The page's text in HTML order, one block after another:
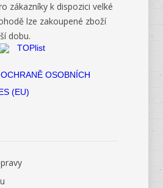
zákazníky k dispozici velké
lze zakoupené zboží
dobu.
OSOBNÍCH
(EU)